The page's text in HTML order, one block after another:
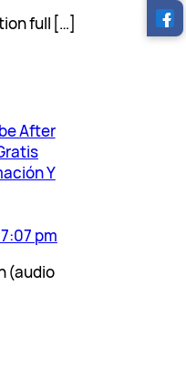
full […]
After
Y
pm
(audio